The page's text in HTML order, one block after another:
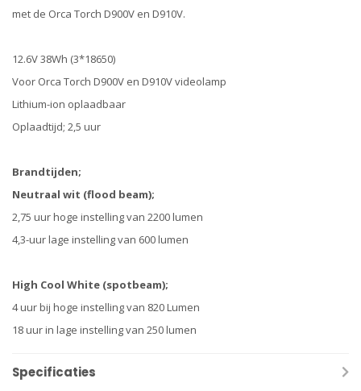
met de Orca Torch D900V en D910V.
12.6V 38Wh (3*18650)
Voor Orca Torch D900V en D910V videolamp
Lithium-ion oplaadbaar
Oplaadtijd; 2,5 uur
Brandtijden;
Neutraal wit (flood beam);
2,75 uur hoge instelling van 2200 lumen
4,3-uur lage instelling van 600 lumen
High Cool White (spotbeam);
4 uur bij hoge instelling van 820 Lumen
18 uur in lage instelling van 250 lumen
Specificaties